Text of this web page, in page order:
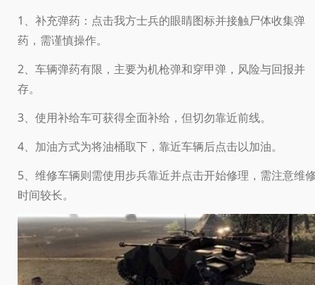
1、补充弹药：点击我方士兵的眼睛图标并接触尸体收集弹
药，需谨慎操作。
2、车辆弹药有限，主要为机枪弹和穿甲弹，风险与回报并
存。
3、使用补给车可获得全面补给，但切勿靠近前线。
4、加油方式为将油桶取下，靠近车辆后点击以加油。
5、维修车辆则需使用步兵靠近并点击开始修理，需注意维
时间较长。